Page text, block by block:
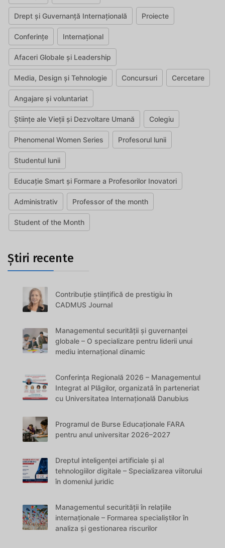
Drept și Guvernanță Internațională Proiecte
Conferințe Internațional
Afaceri Globale și Leadership
Media, Design și Tehnologie Concursuri Cercetare
Angajare și voluntariat
Științe ale Vieții și Dezvoltare Umană Colegiu
Phenomenal Women Series Profesorul lunii
Studentul lunii
Educație Smart și Formare a Profesorilor Inovatori
Administrativ Professor of the month
Student of the Month
Știri recente
Contribuție științifică de prestigiu în
CADMUS Journal
Managementul securității și guvernanței
globale – O specializare pentru liderii unui
mediu internațional dinamic
Conferința Regională 2026 – Managementul
Integrat al Plăgilor, organizată în parteneriat
cu Universitatea Internațională Danubius
Programul de Burse Educaționale FARA
pentru anul universitar 2026–2027
Dreptul inteligenței artificiale și al
tehnologiilor digitale – Specializarea viitorului
în domeniul juridic
Managementul securității în relațiile
internaționale – Formarea specialiștilor în
analiza și gestionarea riscurilor